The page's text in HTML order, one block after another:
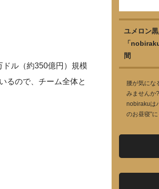
ル（約350億円）規模
るので、チーム全体と
ユメロン
「
間
腰が気にな
みませんか
nobirakuは
のお昼寝”に